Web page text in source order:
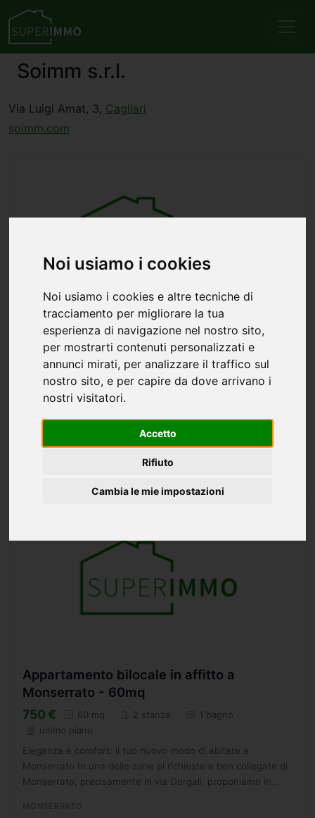
Noi usiamo i cookies
Noi usiamo i cookies e altre tecniche di
tracciamento per migliorare la tua
esperienza di navigazione nel nostro sito,
per mostrarti contenuti personalizzati e
annunci mirati, per analizzare il traffico sul
nostro sito, e per capire da dove arrivano i
nostri visitatori.
Accetto
Rifiuto
Cambia le mie impostazioni
Soimm s.r.l.
Via Luigi Amat, 3, Cagliari
soimm.com
Attività commerciale altro in vendita a
Cagliari - 50mq
500.000 € 50 mq 2 stanze
1 bagno
piano terra
Cagliari, pressi Via Sonnino, proponiamo in vendita una
prestigiosa attivit di tabaccheria ben avviata, situata in
posizione strategica in zona centralissima, con intenso
CAGLIARI
Appartamento bilocale in affitto a
Monserrato - 60mq
750 € 60 mq 2 stanze
1 bagno
ultimo piano
Eleganza e comfort: il tuo nuovo modo di abitare a
Monserrato In una delle zone pi richieste e ben collegate di
Monserrato, precisamente in via Dorgali, proponiamo in